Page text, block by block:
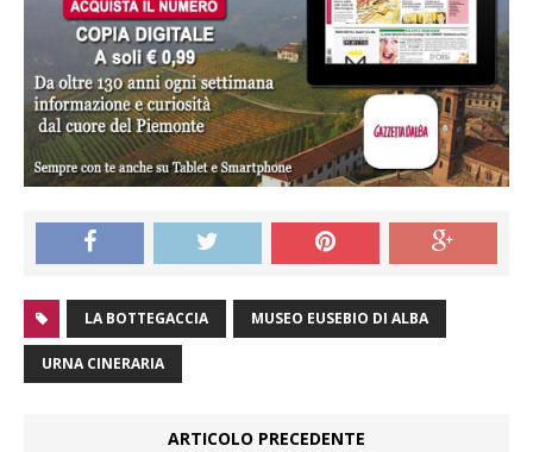
LA BOTTEGACCIA MUSEO EUSEBIO DI ALBA
URNA CINERARIA
ARTICOLO PRECEDENTE